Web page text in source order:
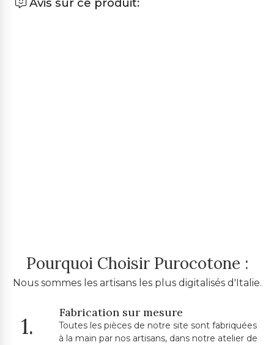
Avis sur ce produit:
Pourquoi Choisir Purocotone :
Nous sommes les artisans les plus digitalisés d'Italie.
1.
Fabrication sur mesure
Toutes les pièces de notre site sont fabriquées
à la main par nos artisans, dans notre atelier de